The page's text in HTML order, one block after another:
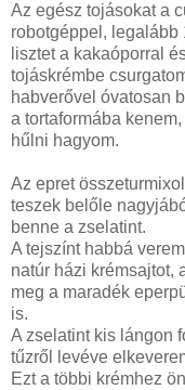
Az egész tojásokat a
robotgéppel, legalább
lisztet a kakaóporral
tojáskrémbe
habverővel óvatosan
a tortaformába
hűlni hagyom.
Az epret
teszek belőle
benne a zselatint.
A tejszínt habbá
natúr házi krémsajtot,
meg a maradék
is.
A zselatint kis lángon
tűzről levéve
Ezt a többi krémhez